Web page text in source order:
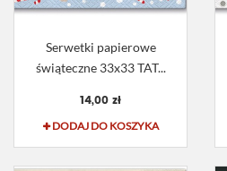
Serwetki papierowe
świąteczne 33x33 TAT...
14,00 zł
DODAJ DO KOSZYKA